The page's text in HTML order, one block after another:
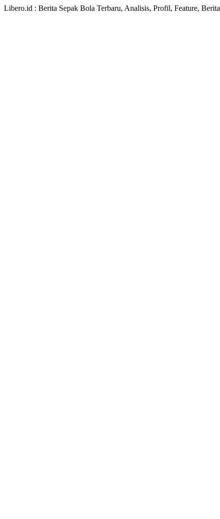
Libero.id : Berita Sepak Bola Terbaru, Analisis, Profil, Feature,